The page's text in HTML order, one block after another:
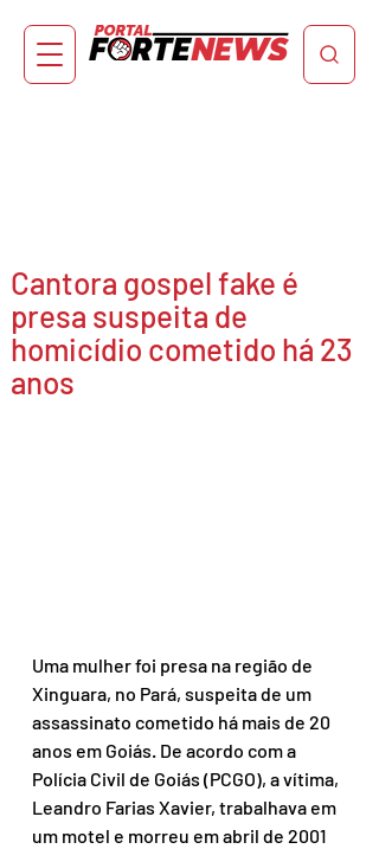
Cantora gospel fake é
presa suspeita de
homicídio cometido há 23
anos
Uma mulher foi presa na região de
Xinguara, no Pará, suspeita de um
assassinato cometido há mais de 20
anos em Goiás. De acordo com a
Polícia Civil de Goiás (PCGO), a vítima,
Leandro Farias Xavier, trabalhava em
um motel e morreu em abril de 2001